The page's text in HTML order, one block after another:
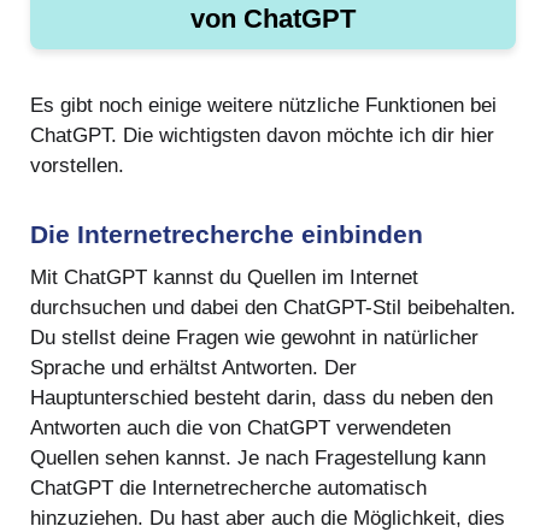
von ChatGPT
Es gibt noch einige weitere nützliche Funktionen bei
ChatGPT. Die wichtigsten davon möchte ich dir hier
vorstellen.
Die Internetrecherche einbinden
Mit ChatGPT kannst du Quellen im Internet
durchsuchen und dabei den ChatGPT-Stil beibehalten.
Du stellst deine Fragen wie gewohnt in natürlicher
Sprache und erhältst Antworten. Der
Hauptunterschied besteht darin, dass du neben den
Antworten auch die von ChatGPT verwendeten
Quellen sehen kannst. Je nach Fragestellung kann
ChatGPT die Internetrecherche automatisch
hinzuziehen. Du hast aber auch die Möglichkeit, dies